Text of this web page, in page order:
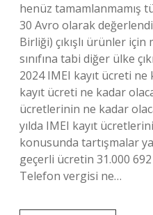
henüz tamamlanmamış
30 Avro olarak
Birliği) çıkışlı ürünler için
sınıfına tabi diğer ülke
2024 IMEI kayıt ücreti ne
kayıt ücreti ne kadar
ücretlerinin ne kadar
yılda IMEI kayıt
konusunda tartışmalar
geçerli ücretin 31.000
Telefon vergisi ne…